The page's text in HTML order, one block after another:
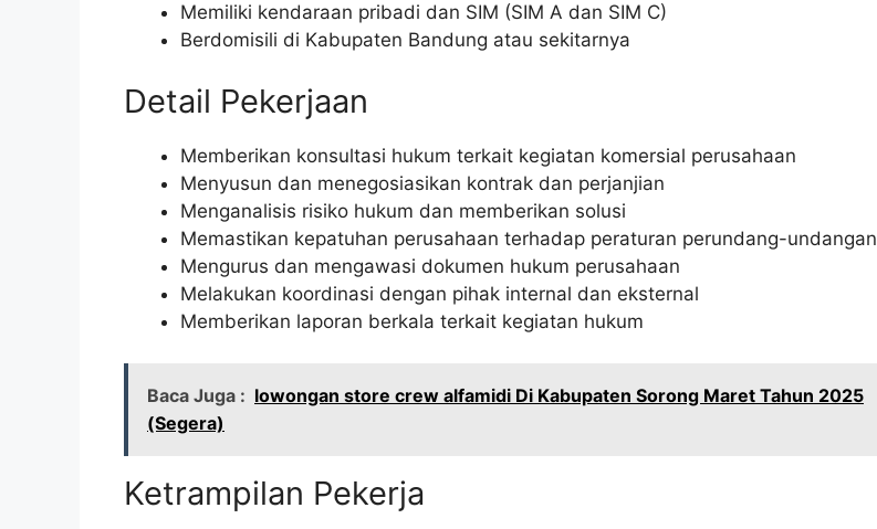
Memiliki kendaraan pribadi dan SIM (SIM A dan SIM C)
Berdomisili di Kabupaten Bandung atau sekitarnya
Detail Pekerjaan
Memberikan konsultasi hukum terkait kegiatan komersial perusahaan
Menyusun dan menegosiasikan kontrak dan perjanjian
Menganalisis risiko hukum dan memberikan solusi
Memastikan kepatuhan perusahaan terhadap peraturan perundang-undangan
Mengurus dan mengawasi dokumen hukum perusahaan
Melakukan koordinasi dengan pihak internal dan eksternal
Memberikan laporan berkala terkait kegiatan hukum
Baca Juga : lowongan store crew alfamidi Di Kabupaten Sorong Maret Tahun 2025
(Segera)
Ketrampilan Pekerja